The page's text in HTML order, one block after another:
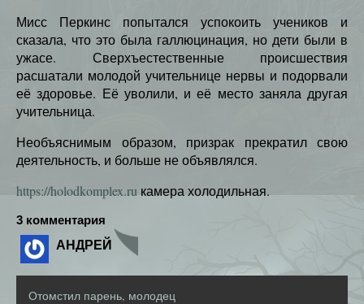
Мисс Перкинс попытался успокоить учеников и
сказала, что это была галлюцинация, но дети были в
ужасе. Сверхъестественные происшествия
расшатали молодой учительнице нервы и подорвали
её здоровье. Её уволили, и её место заняла другая
учительница.
Необъяснимым образом, призрак прекратил свою
деятельность, и больше не объявлялся.
https://holodkomplex.ru камера холодильная.
3 комментария
АНДРЕЙ
Отомстил парень, молодец